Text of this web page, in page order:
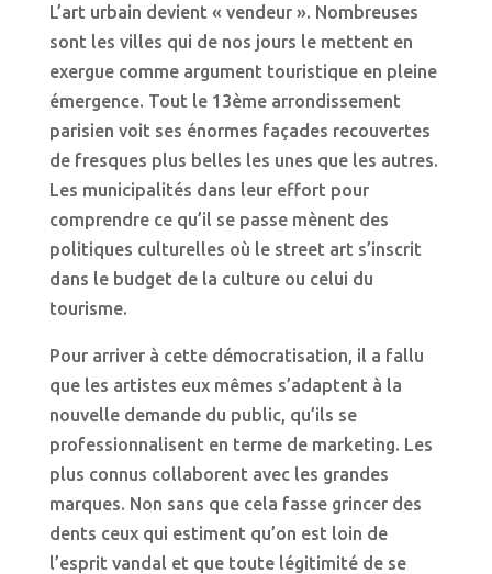
L’art urbain devient « vendeur ». Nombreuses
sont les villes qui de nos jours le mettent en
exergue comme argument touristique en pleine
émergence. Tout le 13ème arrondissement
parisien voit ses énormes façades recouvertes
de fresques plus belles les unes que les autres.
Les municipalités dans leur effort pour
comprendre ce qu’il se passe mènent des
politiques culturelles où le street art s’inscrit
dans le budget de la culture ou celui du
tourisme.
Pour arriver à cette démocratisation, il a fallu
que les artistes eux mêmes s’adaptent à la
nouvelle demande du public, qu’ils se
professionnalisent en terme de marketing. Les
plus connus collaborent avec les grandes
marques. Non sans que cela fasse grincer des
dents ceux qui estiment qu’on est loin de
l’esprit vandal et que toute légitimité de se